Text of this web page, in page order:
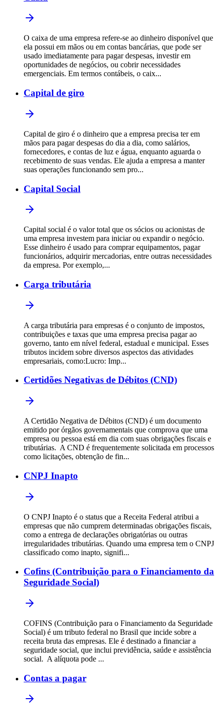
O caixa de uma empresa refere-se ao dinheiro disponível que
ela possui em mãos ou em contas bancárias, que pode ser
usado imediatamente para pagar despesas, investir em
oportunidades de negócios, ou cobrir necessidades
emergenciais. Em termos contábeis, o caix...
Capital de giro
Capital de giro é o dinheiro que a empresa precisa ter em
mãos para pagar despesas do dia a dia, como salários,
fornecedores, e contas de luz e água, enquanto aguarda o
recebimento de suas vendas. Ele ajuda a empresa a manter
suas operações funcionando sem pro...
Capital Social
Capital social é o valor total que os sócios ou acionistas de
uma empresa investem para iniciar ou expandir o negócio.
Esse dinheiro é usado para comprar equipamentos, pagar
funcionários, adquirir mercadorias, entre outras necessidades
da empresa. Por exemplo,...
Carga tributária
A carga tributária para empresas é o conjunto de impostos,
contribuições e taxas que uma empresa precisa pagar ao
governo, tanto em nível federal, estadual e municipal. Esses
tributos incidem sobre diversos aspectos das atividades
empresariais, como:Lucro: Imp...
Certidões Negativas de Débitos (CND)
A Certidão Negativa de Débitos (CND) é um documento
emitido por órgãos governamentais que comprova que uma
empresa ou pessoa está em dia com suas obrigações fiscais e
tributárias. A CND é frequentemente solicitada em processos
como licitações, obtenção de fin...
CNPJ Inapto
O CNPJ Inapto é o status que a Receita Federal atribui a
empresas que não cumprem determinadas obrigações fiscais,
como a entrega de declarações obrigatórias ou outras
irregularidades tributárias. Quando uma empresa tem o CNPJ
classificado como inapto, signifi...
Cofins (Contribuição para o Financiamento da
Seguridade Social)
COFINS (Contribuição para o Financiamento da Seguridade
Social) é um tributo federal no Brasil que incide sobre a
receita bruta das empresas. Ele é destinado a financiar a
seguridade social, que inclui previdência, saúde e assistência
social. A alíquota pode ...
Contas a pagar